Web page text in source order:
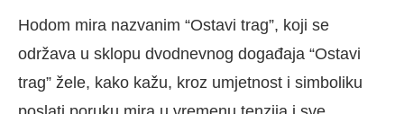
Hodom mira nazvanim “Ostavi trag”, koji se
održava u sklopu dvodnevnog događaja “Ostavi
trag” žele, kako kažu, kroz umjetnost i simboliku